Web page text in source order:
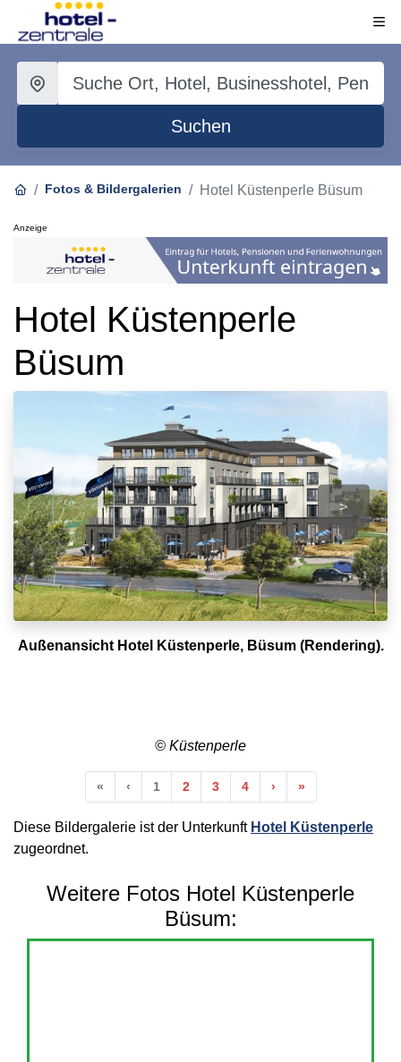
Suchen
Fotos & Bildergalerien Hotel Küstenperle Büsum
Anzeige
Hotel Küstenperle
Büsum
>
Außenansicht Hotel Küstenperle, Büsum (Rendering).
© Küstenperle
«Anfang
‹Vorherige
1 2 3 4 ›Nächste
»Ende
Diese Bildergalerie ist der Unterkunft Hotel Küstenperle
zugeordnet.
Weitere Fotos Hotel Küstenperle
Büsum: